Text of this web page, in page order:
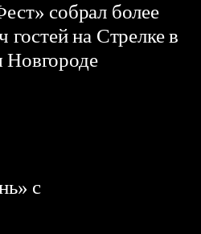
собрал более
гостей на Стрелке в
с